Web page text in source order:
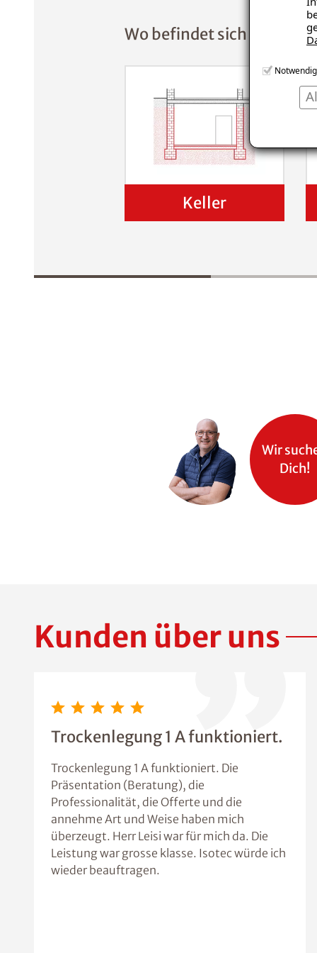
Notwendig
Wo befindet sich der
Keller
Wir
Dich!
Kunden über uns
Trockenlegung 1 A funktioniert.
Trockenlegung 1 A funktioniert. Die
Präsentation (Beratung), die
Professionalität, die Offerte und die
annehme Art und Weise haben mich
überzeugt. Herr Leisi war für mich da. Die
Leistung war grosse klasse. Isotec würde ich
wieder beauftragen.